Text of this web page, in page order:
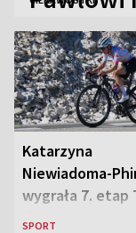
Katarzyna
Niewiadoma-
wygrała 7. etap
de France i
SPORT